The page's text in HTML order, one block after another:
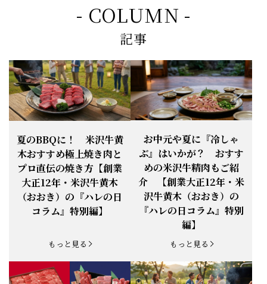
【BBQ(バーベキュー)特集】これから
の時期にぴったりなBBQにオススメな
米沢牛の商品をご紹介いたします。今
回限定のBBQセットや、定番部位のお
すすめ商品もございます！
お知らせ 2026.4.13
【母の日】5月10日の母の日に、
「『ありがとう』の気持ち」をお贈り
できます。
お知らせ 2026.1.25
【ご注意】1月27日（火）は終日、お
電話・FAXが繋がりません（8:30〜
18:00）
お知らせ 2026.1.20
【恵方巻】今年の2月3日は、『米沢牛
恵方巻』を！
お知らせ 2026.1.15
【新商品】『米沢牛だし茶漬け』発売
開始！
お知らせ 2025.11.3 「黄木の御歳暮」早割開始！
お知らせ 2025.9.13 「秋分の日」定休日変更のお知らせ
- COLUMN -
記事
夏のBBQに！ 米沢牛黄
木おすすめ極上焼き肉と
プロ直伝の焼き方【創業
大正12年・米沢牛黄木
（おおき）の『ハレの日
コラム』特別編】
もっと見る
お中元や夏に『冷しゃ
ぶ』はいかが？ おすす
めの米沢牛精肉もご紹
介 【創業大正12年・米
沢牛黄木（おおき）の
『ハレの日コラム』特別
編】
もっと見る